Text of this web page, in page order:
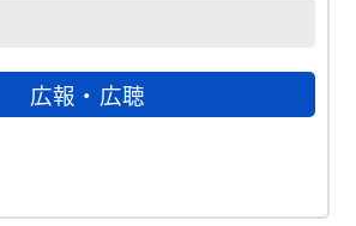
広報・広聴